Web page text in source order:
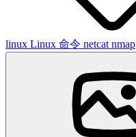
linux Linux 命令 netcat nmap